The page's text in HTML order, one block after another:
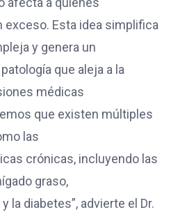
exceso. Esta idea simplifica
y genera un
que aleja a la
médicas
que existen múltiples
las
crónicas, incluyendo las
graso,
la diabetes”, advierte el Dr.